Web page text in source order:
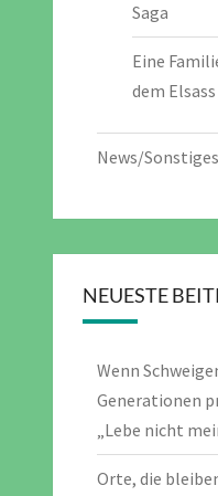
Saga
Eine
dem Elsass
News/Sonstiges
NEUESTE
Wenn
Generationen
„Lebe nicht
Orte, die